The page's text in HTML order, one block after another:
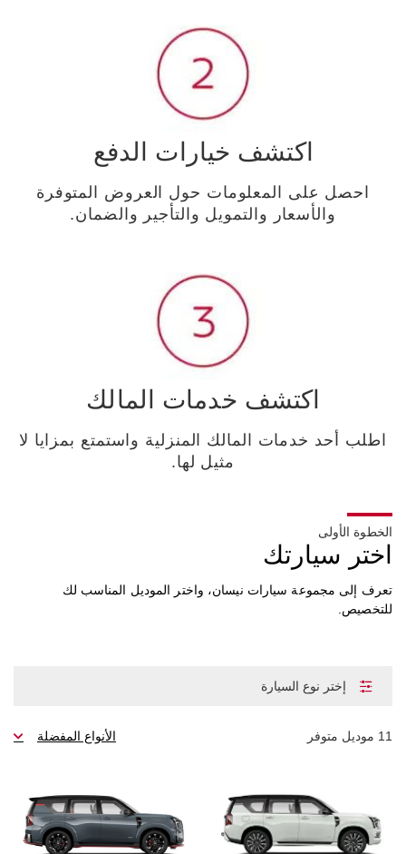
اكتشف خيارات الدفع
احصل على المعلومات حول العروض المتوفرة
والأسعار والتمويل والتأجير والضمان.
اكتشف خدمات المالك
اطلب أحد خدمات المالك المنزلية واستمتع بمزايا لا
مثيل لها.
اختر سيارتك
الخطوة الأولى
تعرف إلى مجموعة سيارات نيسان، واختر الموديل المناسب لك
للتخصيص.
إختر نوع السيارة
11 موديل متوفر الأنواع المفضلة